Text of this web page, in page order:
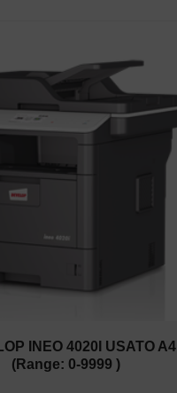
INEO 4020I USATO A4
(Range: 0-9999 )